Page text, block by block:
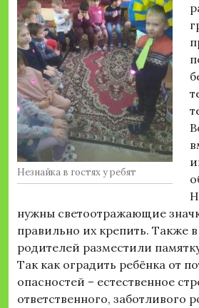
Незнайка в гостях у ребят
нужны светоотражающие
правильно их крепить. Также в
родителей разместили
Так как оградить ребёнка от
опасностей – естественное
ответственного, заботливого